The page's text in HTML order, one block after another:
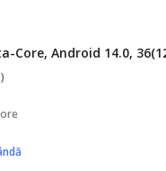
Core, Android 14.0,